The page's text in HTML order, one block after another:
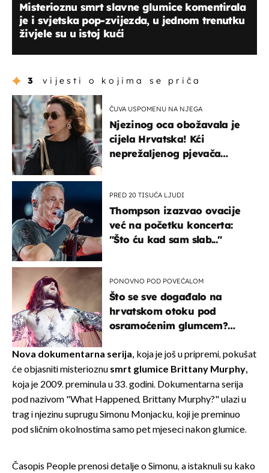
Misterioznu smrt slavne glumice komentirala
je i svjetska pop-zvijezda, u jednom trenutku
živjele su u istoj kući
3 vijesti o kojima se priča
ČUVA USPOMENU NA NJEGA
Njezinog oca obožavala je
cijela Hrvatska! Kći
neprežaljenog pjevača
PRED 20 TISUĆA LJUDI
Thompson izazvao ovacije
već na početku koncerta:
"Što ću kad sam slab..."
PONOVNO POD POVEĆALOM
Što se sve događalo na
hrvatskom otoku pod
osramoćenim glumcem?
izazivaju nevjericu
Nova dokumentarna serija, koja je još u pripremi, pokušat
će objasniti misterioznu smrt glumice Brittany Murphy,
koja je 2009. preminula u 33. godini. Dokumentarna serija
pod nazivom "What Happened, Brittany Murphy?" ulazi u
trag i njezinu suprugu Simonu Monjacku, koji je preminuo
pod sličnim okolnostima samo pet mjeseci nakon glumice.
Časopis People prenosi detalje o Simonu, a istaknuli su kako